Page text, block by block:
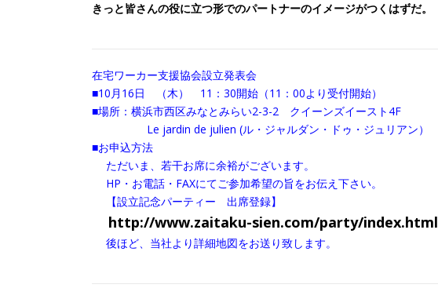
きっと皆さんの役に立つ形でのパートナーのイメージがつくはずだ。
在宅ワーカー支援協会設立発表会
■10月16日 （木） 11：30開始（11：00より受付開始）
■場所：横浜市西区みなとみらい2-3-2 クイーンズイースト4F
Le jardin de julien (ル・ジャルダン・ドゥ・ジュリアン）
■お申込方法
ただいま、若干お席に余裕がございます。
HP・お電話・FAXにてご参加希望の旨をお伝え下さい。
【設立記念パーティー 出席登録】
http://www.zaitaku-sien.com/party/index.html
後ほど、当社より詳細地図をお送り致します。